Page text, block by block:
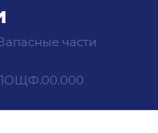
части